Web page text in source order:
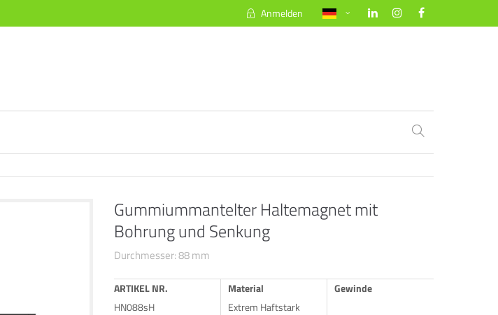
info@yourdomain.com
Aenean commodo ligula eget dolor. Aenean
massa. Cum sociis natoque penatibus et
nec.
Anmelden
Gummiummantelter Haltemagnet mit
Bohrung und Senkung
Durchmesser: 88 mm
ARTIKEL NR.
HN088sH
Material
Extrem Haftstark
Gewinde